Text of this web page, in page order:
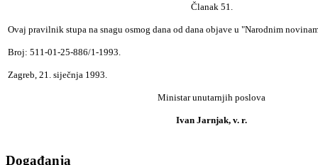
Članak 51.
Ovaj pravilnik stupa na snagu osmog dana od dana objave u "Narodnim
Broj: 511-01-25-886/1-1993.
Zagreb, 21. siječnja 1993.
Ministar unutarnjih poslova
Ivan Jarnjak, v. r.
Događanja